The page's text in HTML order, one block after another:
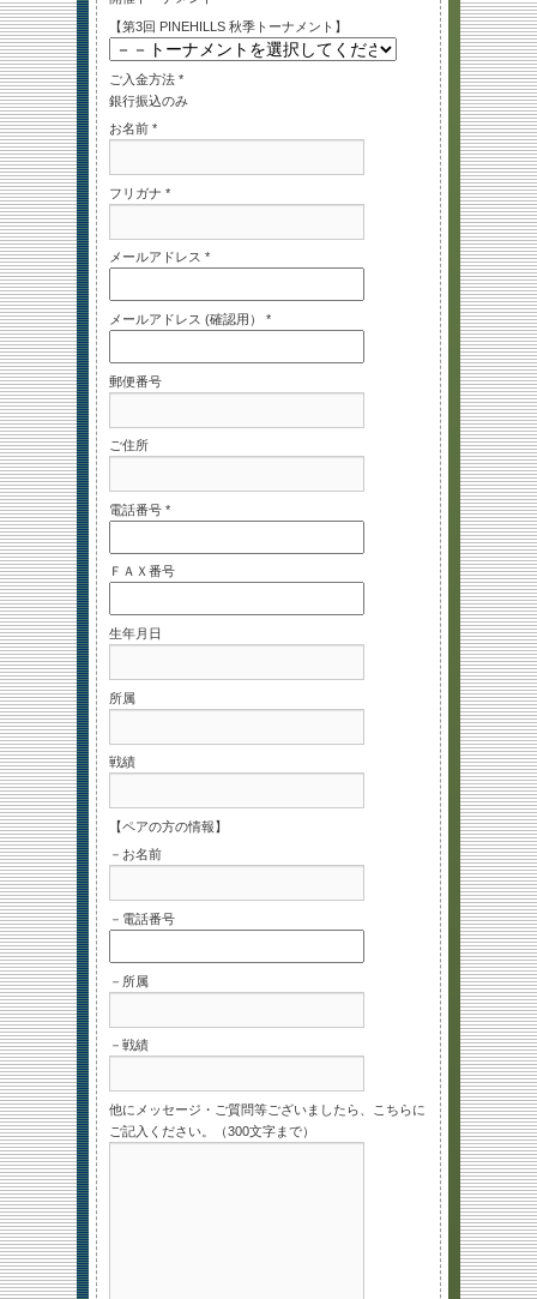
【第3回 PINEHILLS 秋季トーナメント】
ご入金方法 *
銀行振込のみ
お名前 *
フリガナ *
メールアドレス *
メールアドレス (確認用） *
郵便番号
ご住所
電話番号 *
ＦＡＸ番号
生年月日
所属
戦績
【ペアの方の情報】
－お名前
－電話番号
－所属
－戦績
他にメッセージ・ご質問等ございましたら、こちらに
ご記入ください。（300文字まで）